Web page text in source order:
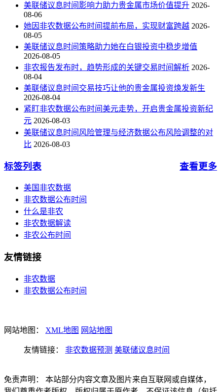
美联储议息时间影响力助力贵金属市场价值提升 2026-
08-06
她因非农数据公布时间提前布局，实现财富跨越 2026-
08-05
美联储议息时间策略助力她在白银投资中稳步增值
2026-08-05
非农报告发布时，趋势形成的关键交易时间解析 2026-
08-04
美联储议息时间交易技巧让他的贵金属投资焕发新生
2026-08-04
紧盯非农数据公布时间美元走势，开启贵金属投资新纪
元 2026-08-03
美联储议息时间风险管理与经济数据公布风险调整的对
比 2026-08-03
标签列表 查看更多
美国非农数据
非农数据公布时间
什么是非农
非农数据解读
非农公布时间
友情链接
非农数据
非农数据公布时间
网站地图： XML地图 网站地图
友情链接： 非农数据预测 美联储议息时间
免责声明： 本站部分内容文章及图片来自互联网或自媒体，